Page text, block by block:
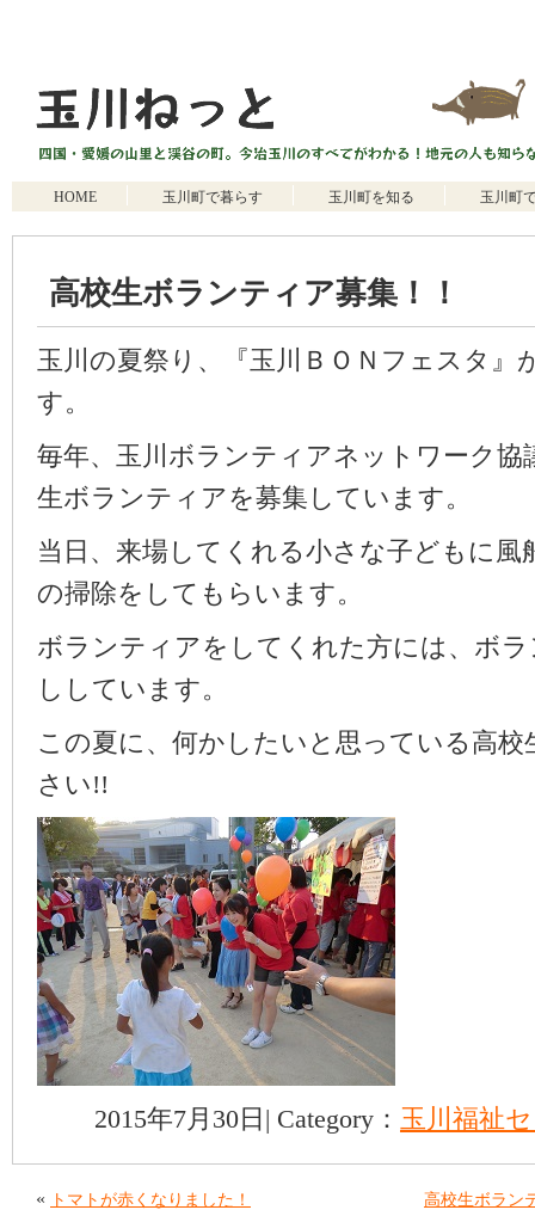
HOME 玉川町で暮らす 玉川町を知る 玉川町
高校生ボランティア募集！！
玉川の夏祭り、『玉川ＢＯＮフェスタ』
す。
毎年、玉川ボランティアネットワーク協
生ボランティアを募集しています。
当日、来場してくれる小さな子どもに風
の掃除をしてもらいます。
ボランティアをしてくれた方には、ボ
ししています。
この夏に、何かしたいと思っている高
さい!!
2015年7月30日| Category： 玉川福祉
« トマトが赤くなりました！ 高校生ボラン